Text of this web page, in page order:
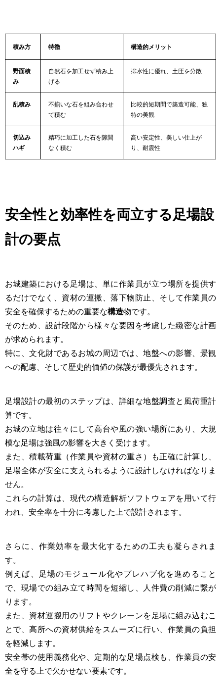
積み方 特徴 構造的メリット
野面積
み
自然石を加工せず積み上
げる
排水性に優れ、土圧を分散
乱積み
不揃いな石を組み合わせ
て積む
比較的短期間で築造可能、独
特の美観
切込み
ハギ
精巧に加工した石を隙間
なく積む
高い安定性、美しい仕上が
り、耐震性
安全性と効率性を両立する足場設
計の要点
お城建築における足場は、単に作業員が立つ場所を提供す
るだけでなく、資材の運搬、落下物防止、そして作業員の
安全を確保するための重要な構造物です。
そのため、設計段階から様々な要因を考慮した緻密な計画
が求められます。
特に、文化財であるお城の周辺では、地盤への影響、景観
への配慮、そして歴史的価値の保護が最優先されます。
足場設計の最初のステップは、詳細な地盤調査と風荷重計
算です。
お城の立地は往々にして高台や風の強い場所にあり、大規
模な足場は強風の影響を大きく受けます。
また、積載荷重（作業員や資材の重さ）も正確に計算し、
足場全体が安全に支えられるように設計しなければなりま
せん。
これらの計算は、現代の構造解析ソフトウェアを用いて行
われ、安全率を十分に考慮した上で設計されます。
さらに、作業効率を最大化するための工夫も凝らされま
す。
例えば、足場のモジュール化やプレハブ化を進めること
で、現場での組み立て時間を短縮し、人件費の削減に繋が
ります。
また、資材運搬用のリフトやクレーンを足場に組み込むこ
とで、高所への資材供給をスムーズに行い、作業員の負担
を軽減します。
安全帯の使用義務化や、定期的な足場点検も、作業員の安
全を守る上で欠かせない要素です。